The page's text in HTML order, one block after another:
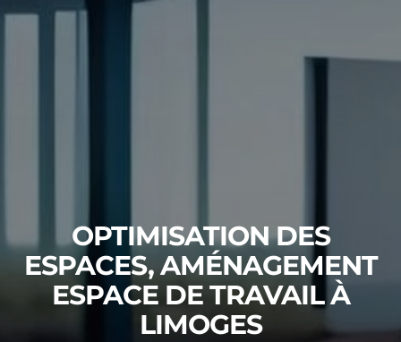
OPTIMISATION DES
ESPACES, AMÉNAGEMENT
ESPACE DE TRAVAIL À
LIMOGES